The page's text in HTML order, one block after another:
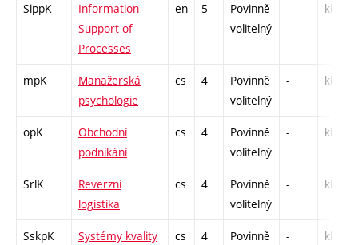
SippK
Information
Support of
Processes
en 5
Povinně
volitelný
- kl
mpK
Manažerská
psychologie
cs 4
Povinně
volitelný
- kl
opK
Obchodní
podnikání
cs 4
Povinně
volitelný
- kl
SrlK
Reverzní
logistika
cs 4
Povinně
volitelný
- kl
SskpK
Systémy kvality
cs 4
Povinně
- kl